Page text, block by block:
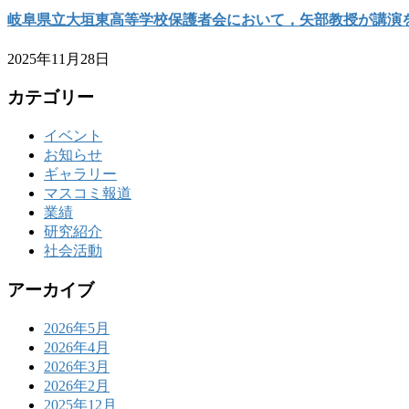
岐阜県立大垣東高等学校保護者会において，矢部教授が講演
2025年11月28日
カテゴリー
イベント
お知らせ
ギャラリー
マスコミ報道
業績
研究紹介
社会活動
アーカイブ
2026年5月
2026年4月
2026年3月
2026年2月
2025年12月